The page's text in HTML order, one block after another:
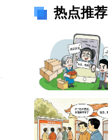
热点推荐